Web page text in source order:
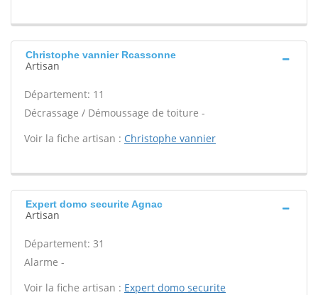
Christophe vannier Rcassonne
Artisan
Département: 11
Décrassage / Démoussage de toiture -
Voir la fiche artisan : Christophe vannier
Expert domo securite Agnac
Artisan
Département: 31
Alarme -
Voir la fiche artisan : Expert domo securite